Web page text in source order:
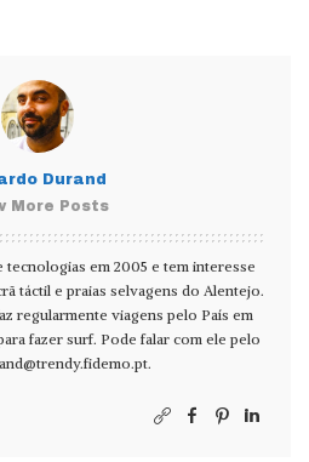
Durand
More Posts
em 2005 e tem interesse
táctil e praias selvagens do Alentejo.
regularmente viagens pelo País em
fazer surf. Pode falar com ele pelo
.